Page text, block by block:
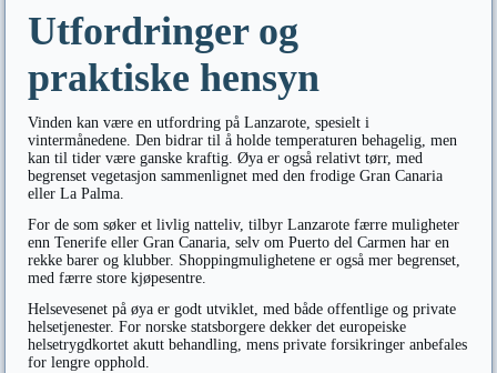
Utfordringer og
praktiske hensyn
Vinden kan være en utfordring på Lanzarote, spesielt i
vintermånedene. Den bidrar til å holde temperaturen behagelig, men
kan til tider være ganske kraftig. Øya er også relativt tørr, med
begrenset vegetasjon sammenlignet med den frodige Gran Canaria
eller La Palma.
For de som søker et livlig natteliv, tilbyr Lanzarote færre muligheter
enn Tenerife eller Gran Canaria, selv om Puerto del Carmen har en
rekke barer og klubber. Shoppingmulighetene er også mer begrenset,
med færre store kjøpesentre.
Helsevesenet på øya er godt utviklet, med både offentlige og private
helsetjenester. For norske statsborgere dekker det europeiske
helsetrygdkortet akutt behandling, mens private forsikringer anbefales
for lengre opphold.